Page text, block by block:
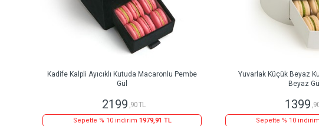
Kadife Kalpli Ayıcıklı Kutuda Macaronlu Pembe
Gül
2199 ,90 TL
Sepette % 10 indirim 1979,91 TL
Yuvarlak Küçük Beyaz
Beyaz Gül
1399
Sepette % 10 indirim